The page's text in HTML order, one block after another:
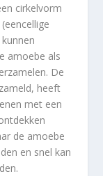
cirkelvorm
amoebe als
De
heeft
met een
de amoebe
en snel kan